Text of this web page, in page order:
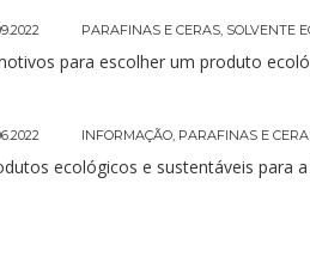
PARAFINAS E CERAS, SOLVENTE
para escolher um produto
INFORMAÇÃO, PARAFINAS E
ecológicos e sustentáveis para